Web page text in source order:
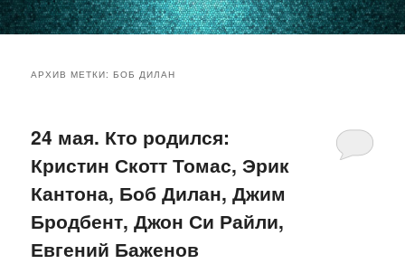
основному
содержимому
дополнительному
содержимому
АРХИВ МЕТКИ:БОБ ДИЛАН
24 мая. Кто родился:
Кристин Скотт Томас, Эрик
Кантона, Боб Дилан, Джим
Бродбент, Джон Си Райли,
Евгений Баженов